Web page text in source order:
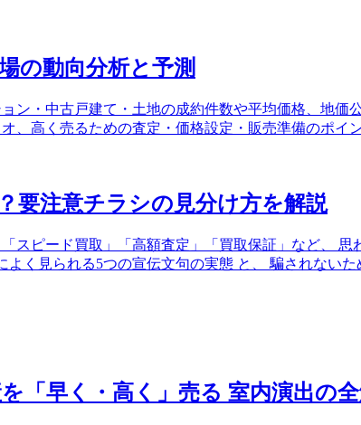
の動向分析と予測
ン・中古戸建て・土地の成約件数や平均価格、地
、高く売るための査定・価格設定・販売準備のポイ
要注意チラシの見分け方を解説
スピード買取」「高額査定」「買取保証」など、
く見られる5つの宣伝文句の実態 と、 騙されない
「早く・高く」売る 室内演出の